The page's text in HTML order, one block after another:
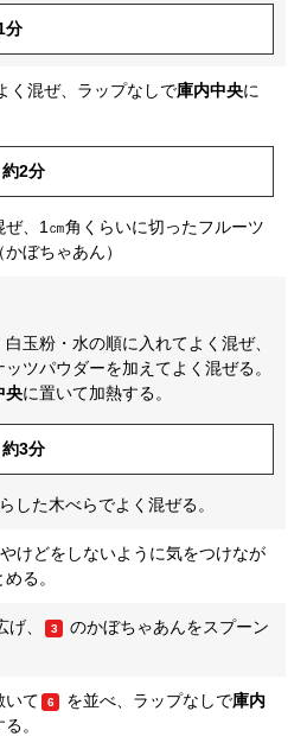
分
く混ぜ、ラップなしで庫内中央に
2分
ぜ、1㎝角くらいに切ったフルーツ
ぼちゃあん）
玉粉・水の順に入れてよく混ぜ、
ツパウダーを加えてよく混ぜる。
央に置いて加熱する。
3分
した木べらでよく混ぜる。
けどをしないように気をつけなが
る。
、 3
のかぼちゃあんをスプーン
いて 6 を並べ、ラップなしで庫内
。